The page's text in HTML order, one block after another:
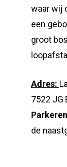
waar wij
een
groot
Adres:
7522 JG
de